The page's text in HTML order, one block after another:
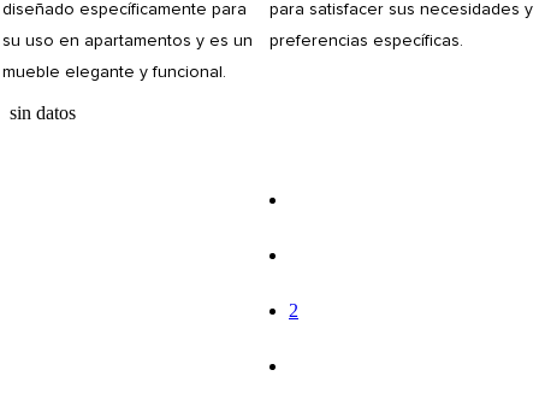
diseñado específicamente para
su uso en apartamentos y es un
mueble elegante y funcional.
para satisfacer sus necesidades y
preferencias específicas.
sin datos
2